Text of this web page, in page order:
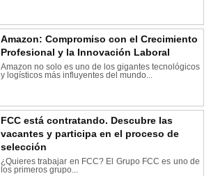
Amazon: Compromiso con el Crecimiento
Profesional y la Innovación Laboral
Amazon no solo es uno de los gigantes tecnológicos
y logísticos más influyentes del mundo...
FCC está contratando. Descubre las
vacantes y participa en el proceso de
selección
¿Quieres trabajar en FCC? El Grupo FCC es uno de
los primeros grupo...